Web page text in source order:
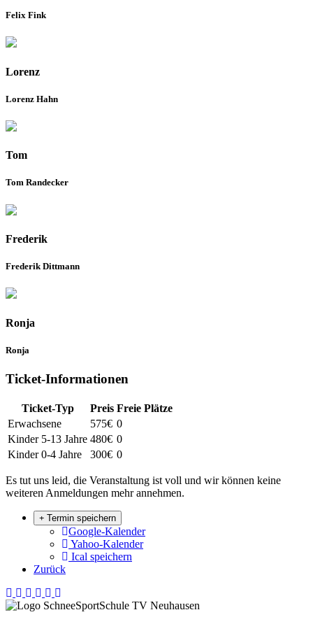
Felix Fink
Lorenz
Lorenz Hahn
Tom
Tom Randecker
Frederik
Frederik Dittmann
Ronja
Ronja
Ticket-Informationen
Ticket-Typ Preis Freie Plätze
Erwachsene
575€ 0
Kinder 5-13 Jahre 480€ 0
Kinder 0-4 Jahre
300€ 0
Es tut uns leid, die Veranstaltung ist voll und wir können keine
weiteren Anmeldungen mehr annehmen.
Termin speichern
Google-Kalender
Yahoo-Kalender
Ical speichern
Zurück